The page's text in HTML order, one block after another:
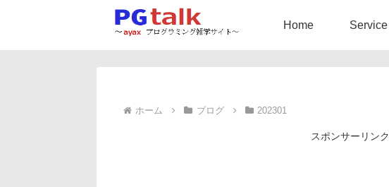
Home Service
ホーム ブログ 202301
スポンサーリンク